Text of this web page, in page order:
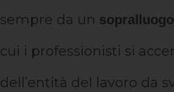
sempre da un
cui i professionisti si
dell’entità del lavoro da